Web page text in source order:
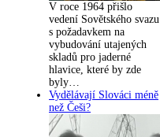
V roce 1964 přišlo
vedení Sovětského svazu
s požadavkem na
vybudování utajených
skladů pro jaderné
hlavice, které by zde
byly…
Vydělávají Slováci méně
než Češi?